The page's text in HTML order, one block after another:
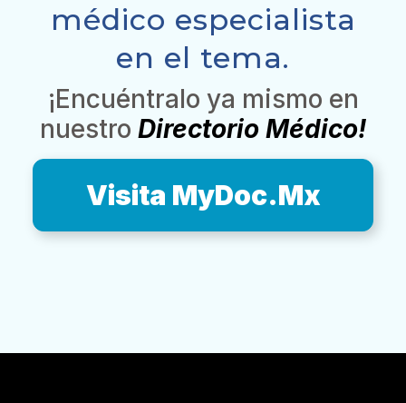
médico especialista
en el tema.
¡Encuéntralo ya mismo en
nuestro Directorio Médico!
Visita MyDoc.Mx